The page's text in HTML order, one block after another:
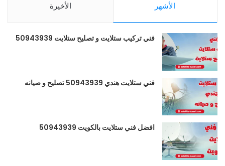
الأشهر الأخيرة
فني تركيب ستلايت و تصليح ستلايت 50943939
فني ستلايت هندي 50943939 تصليح و صيانه
افضل فني ستلايت بالكويت 50943939